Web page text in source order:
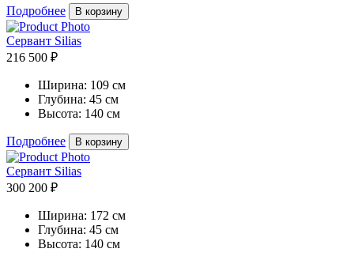
Подробнее В корзину
Сервант Silias
216 500 ₽
Ширина: 109 см
Глубина: 45 см
Высота: 140 см
Подробнее В корзину
Сервант Silias
300 200 ₽
Ширина: 172 см
Глубина: 45 см
Высота: 140 см